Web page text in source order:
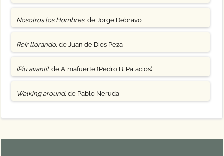
Nosotros los Hombres, de Jorge Debravo
Reír llorando, de Juan de Dios Peza
¡Più avanti!, de Almafuerte (Pedro B. Palacios)
Walking around, de Pablo Neruda